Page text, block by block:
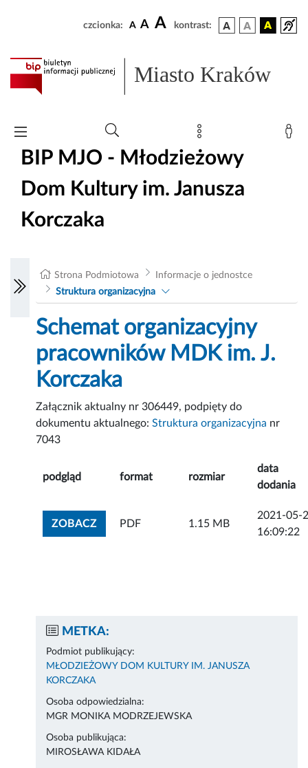
czcionka: A A A kontrast:
Miasto Kraków
BIP MJO - Młodzieżowy
Dom Kultury im. Janusza
Korczaka
Strona Podmiotowa
Informacje o jednostce
Struktura organizacyjna
Schemat organizacyjny
pracowników MDK im. J.
Korczaka
Załącznik aktualny nr 306449, podpięty do
dokumentu aktualnego:Struktura organizacyjna nr
7043
podgląd format rozmiar
data
dodania
ZOBACZZOBACZ ZAŁĄCZNIK
PDF 1.15 MB
2021-05-
16:09:22
METKA:
Podmiot publikujący:
MŁODZIEŻOWY DOM KULTURY IM. JANUSZA
KORCZAKA
Osoba odpowiedzialna:
MGR MONIKA MODRZEJEWSKA
Osoba publikująca:
MIROSŁAWA KIDAŁA